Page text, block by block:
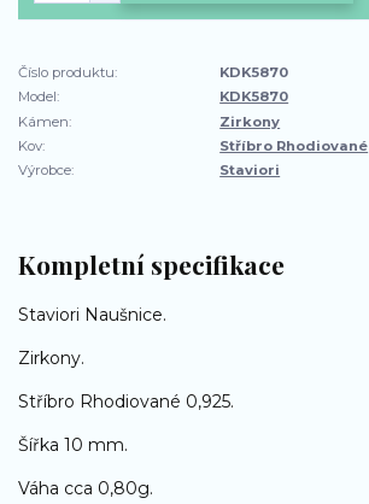
Číslo produktu:
KDK5870
Model:
KDK5870
Kámen:
Zirkony
Kov:
Stříbro Rhodiované
Výrobce:
Staviori
Kompletní specifikace
Staviori Naušnice.
Zirkony.
Stříbro Rhodiované 0,925.
Šířka 10 mm.
Váha cca 0,80g.